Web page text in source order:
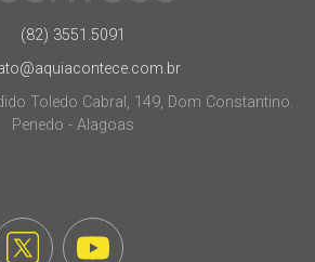
(82) 3551.5091
Toledo Cabral, 149, Dom Constantino.
Penedo - Alagoas